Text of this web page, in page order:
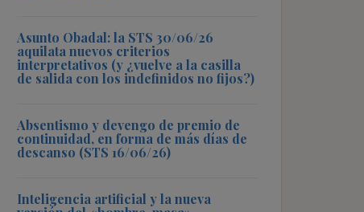
Asunto Obadal: la STS 30/06/26
aquilata nuevos criterios
interpretativos (y ¿vuelve a la casilla
de salida con los indefinidos no fijos?)
Absentismo y devengo de premio de
continuidad, en forma de más días de
descanso (STS 16/06/26)
Inteligencia artificial y la nueva